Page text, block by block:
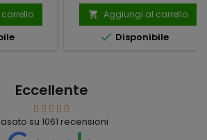
 Aggiungi al carrello
 Disponibile
Eccellente
su 1061 recensioni